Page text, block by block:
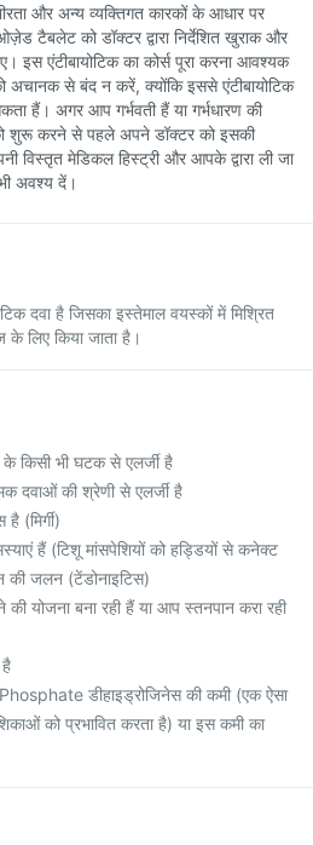
और अन्य व्यक्तिगत कारकों के आधार पर
टैबलेट को डॉक्टर द्वारा निर्देशित खुराक और
इस एंटीबायोटिक का कोर्स पूरा करना आवश्यक
से बंद न करें, क्योंकि इससे एंटीबायोटिक
हैं। अगर आप गर्भवती हैं या गर्भधारण की
शुरू करने से पहले अपने डॉक्टर को इसकी
विस्तृत मेडिकल हिस्ट्री और आपके द्वारा ली जा
अवश्य दें।
दवा है जिसका इस्तेमाल वयस्कों में मिश्रित
लिए किया जाता है।
किसी भी घटक से एलर्जी है
दवाओं की श्रेणी से एलर्जी है
(मिर्गी)
हैं (टिशू मांसपेशियों को हड्डियों से कनेक्ट
जलन (टेंडोनाइटिस)
योजना बना रही हैं या आप स्तनपान करा रही
डीहाइड्रोजिनेस की कमी (एक ऐसा
को प्रभावित करता है) या इस कमी का